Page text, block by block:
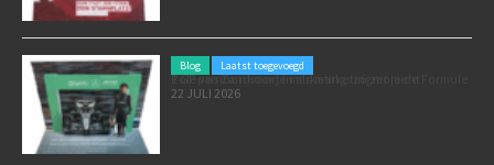
Blog Laatst toegevoegd
Poleposition voor je marketing: zó zet je de Formule 1 GP van Zandvoort in als marketingmoment
22 JULI 2026